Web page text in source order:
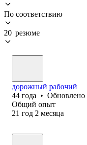
По соответствию
20 резюме
дорожный рабочий
44 года • Обновлено
Общий опыт
21 год 2 месяца